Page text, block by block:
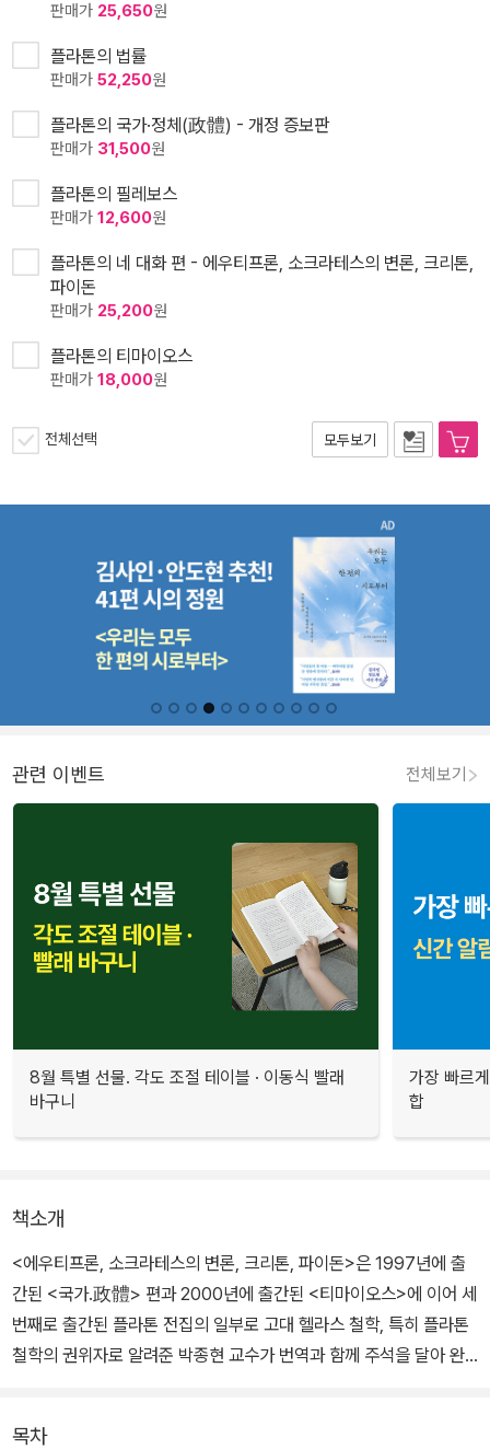
판매가 25,650원
플라톤의 법률
판매가 52,250원
플라톤의 국가·정체(政體) - 개정 증보판
판매가 31,500원
플라톤의 필레보스
판매가 12,600원
플라톤의 네 대화 편 - 에우티프론, 소크라테스의 변론, 크리톤,
파이돈
판매가 25,200원
플라톤의 티마이오스
판매가 18,000원
전체선택 모두보기
관련 이벤트 전체보기
8월 특별 선물. 각도 조절 테이블 · 이동식 빨래
바구니
가장 빠르
합
책소개
<에우티프론, 소크라테스의 변론, 크리톤, 파이돈>은 1997년에 출
간된 <국가.政體> 편과 2000년에 출간된 <티마이오스>에 이어 세
번째로 출간된 플라톤 전집의 일부로 고대 헬라스 철학, 특히 플라톤
철학의 권위자로 알려준 박종현 교수가 번역과 함께 주석을 달아 완
목차